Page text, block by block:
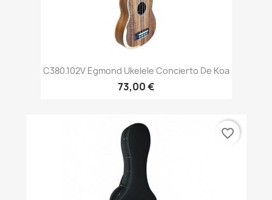
C380.102V Egmond Ukelele Concierto De Koa
73,00 €
favorite_border